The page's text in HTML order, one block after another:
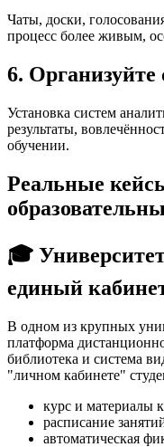
Чаты, доски,
процесс более живым,
6.
Установка систем
результаты,
обучении.
Реальные
🎓
единый
В одном из крупных
платформа
библиотека и система
"личном кабинете"
курс и материалы
расписание
автоматическая